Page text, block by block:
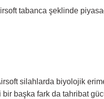
tabanca şeklinde
silahlarda biyolojik
başka fark da tahribat